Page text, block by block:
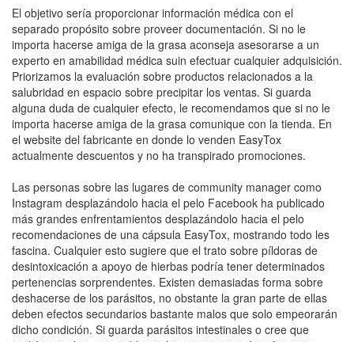
El objetivo serí­a proporcionar información médica con el
separado propósito sobre proveer documentación. Si no le
importa hacerse amiga de la grasa aconseja asesorarse a un
experto en amabilidad médica suin efectuar cualquier adquisición.
Priorizamos la evaluación sobre productos relacionados a la
salubridad en espacio sobre precipitar los ventas. Si guarda
alguna duda de cualquier efecto, le recomendamos que si no le
importa hacerse amiga de la grasa comunique con la tienda. En
el website del fabricante en donde lo venden EasyTox
actualmente descuentos y no ha transpirado promociones.
Las personas sobre las lugares de community manager como
Instagram desplazándolo hacia el pelo Facebook ha publicado
más grandes enfrentamientos desplazándolo hacia el pelo
recomendaciones de una cápsula EasyTox, mostrando todo les
fascina. Cualquier esto sugiere que el trato sobre píldoras de
desintoxicación a apoyo de hierbas podría tener determinados
pertenencias sorprendentes. Existen demasiadas forma sobre
deshacerse de los parásitos, no obstante la gran parte de ellas
deben efectos secundarios bastante malos que solo empeorarán
dicho condición. Si guarda parásitos intestinales o cree que